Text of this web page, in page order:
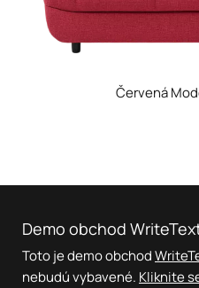
Červená
Demo obchod
Toto je demo obchod
nebudú vybavené. Kliknite